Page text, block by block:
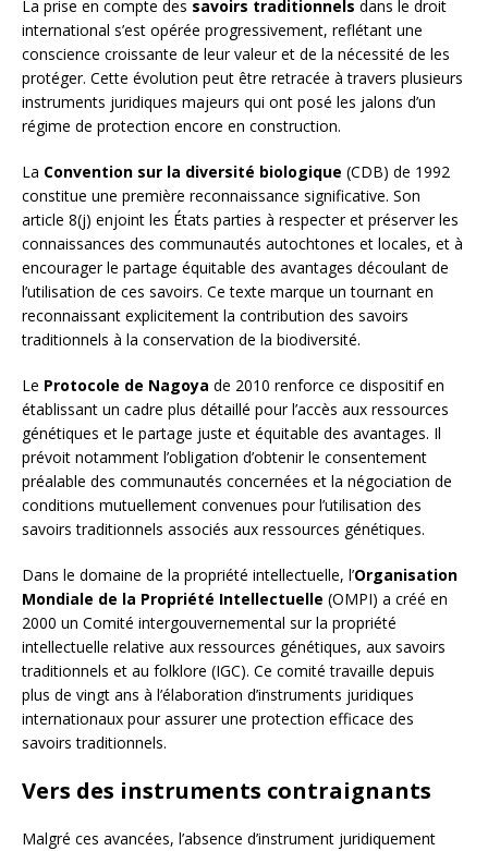
La prise en compte des savoirs traditionnels dans le droit
international s’est opérée progressivement, reflétant une
conscience croissante de leur valeur et de la nécessité de les
protéger. Cette évolution peut être retracée à travers plusieurs
instruments juridiques majeurs qui ont posé les jalons d’un
régime de protection encore en construction.
La Convention sur la diversité biologique (CDB) de 1992
constitue une première reconnaissance significative. Son
article 8(j) enjoint les États parties à respecter et préserver les
connaissances des communautés autochtones et locales, et à
encourager le partage équitable des avantages découlant de
l’utilisation de ces savoirs. Ce texte marque un tournant en
reconnaissant explicitement la contribution des savoirs
traditionnels à la conservation de la biodiversité.
Le Protocole de Nagoya de 2010 renforce ce dispositif en
établissant un cadre plus détaillé pour l’accès aux ressources
génétiques et le partage juste et équitable des avantages. Il
prévoit notamment l’obligation d’obtenir le consentement
préalable des communautés concernées et la négociation de
conditions mutuellement convenues pour l’utilisation des
savoirs traditionnels associés aux ressources génétiques.
Dans le domaine de la propriété intellectuelle, l’Organisation
Mondiale de la Propriété Intellectuelle (OMPI) a créé en
2000 un Comité intergouvernemental sur la propriété
intellectuelle relative aux ressources génétiques, aux savoirs
traditionnels et au folklore (IGC). Ce comité travaille depuis
plus de vingt ans à l’élaboration d’instruments juridiques
internationaux pour assurer une protection efficace des
savoirs traditionnels.
Vers des instruments contraignants
Malgré ces avancées, l’absence d’instrument juridiquement